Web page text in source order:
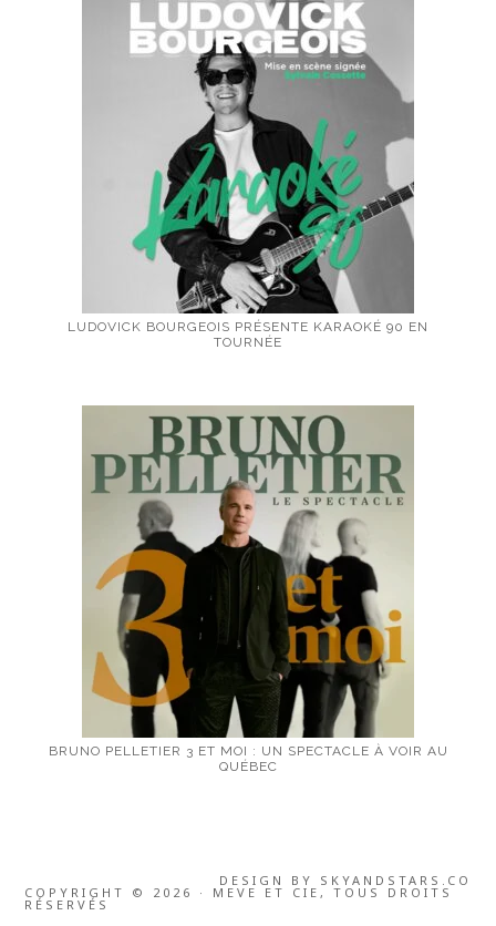
LUDOVICK BOURGEOIS PRÉSENTE KARAOKÉ 90 EN
TOURNÉE
BRUNO PELLETIER 3 ET MOI : UN SPECTACLE À VOIR AU
QUÉBEC
DESIGN BY SKYANDSTARS.CO
COPYRIGHT © 2026 · MEVE ET CIE, TOUS DROITS
RÉSERVÉS